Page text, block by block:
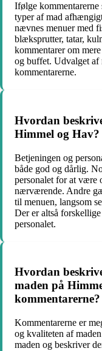
Ifølge
typer af mad
nævnes menuer med
blæksprutter, tatar,
kommentarer om
og buffet. Udvalget
kommentarerne.
Hvordan
Himmel og Hav?
Betjeningen og
både god og dårlig.
personalet for at være
nærværende. Andre
til menuen, langsom
Der er altså
personalet.
Hvordan
maden på
kommentarerne?
Kommentarerne er
og kvaliteten af
maden og beskriver